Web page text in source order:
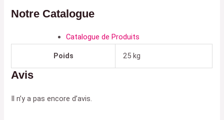
Notre Catalogue
Catalogue de Produits
Poids 25 kg
Avis
Il n’y a pas encore d’avis.